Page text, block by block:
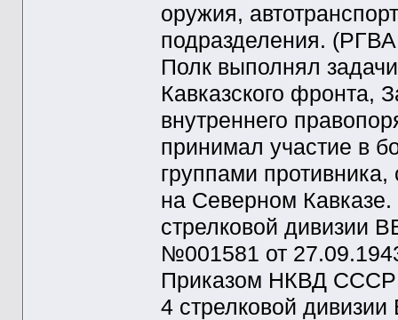
оружия,
подразделения.
Полк выполнял
Кавказского фронта,
внутреннего
принимал участие в
группами
на Северном Кавказе.
стрелковой
№001581 от
Приказом НКВД СССР
4 стрелковой